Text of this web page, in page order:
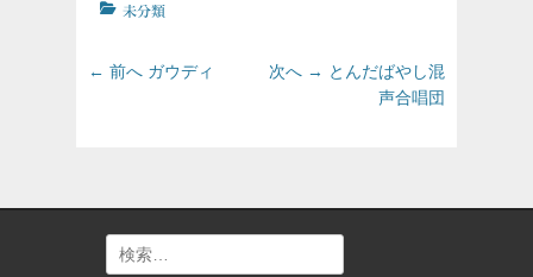
カ
リ
未分類
投
ー
シ
ョ
← 前へ 前
ガウディ 次へ →
次
とんだばやし混
声合唱団
索: